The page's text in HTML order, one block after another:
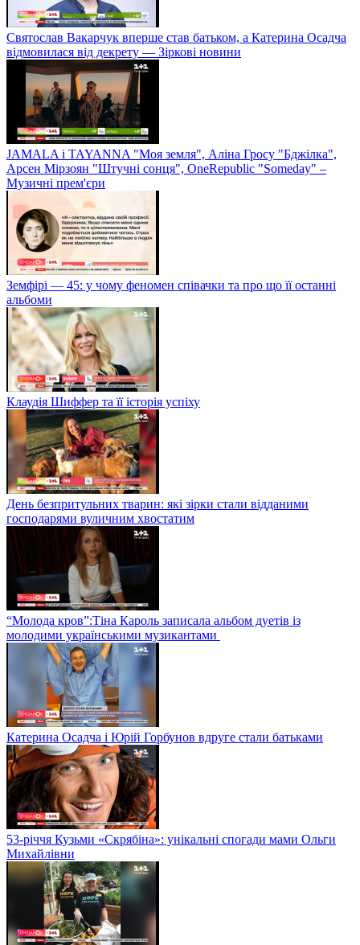
Святослав Вакарчук вперше став батьком, а Катерина Осадча
відмовилася від декрету — Зіркові новини
JAMALA і TAYANNA "Моя земля", Аліна Гросу "Бджілка",
Арсен Мірзоян "Штучні сонця", OneRepublic "Someday" –
Музичні прем'єри
Земфірі — 45: у чому феномен співачки та про що її останні
альбоми
Клаудія Шиффер та її історія успіху
День безпритульних тварин: які зірки стали відданими
господарями вуличним хвостатим
“Молода кров”:Тіна Кароль записала альбом дуетів із
молодими українськими музикантами
Катерина Осадча і Юрій Горбунов вдруге стали батьками
53-річчя Кузьми «Скрябіна»: унікальні спогади мами Ольги
Михайлівни